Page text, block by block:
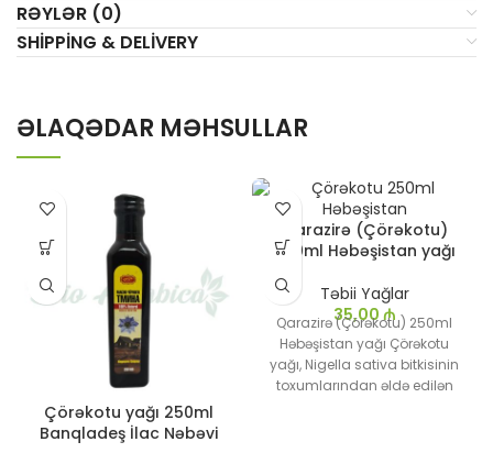
RƏYLƏR (0)
SHIPPING & DELIVERY
ƏLAQƏDAR MƏHSULLAR
Çörəkotu yağı 250ml
Banqladeş İlac Nəbəvi
Qarazirə (Çörəkotu)
250ml Həbəşistan yağı
Təbii Yağlar
35,00₼
Qarazirə (Çörəkotu) 250ml
Həbəşistan yağı Çörəkotu
yağı, Nigella sativa bitkisinin
toxumlarından əldə edilən